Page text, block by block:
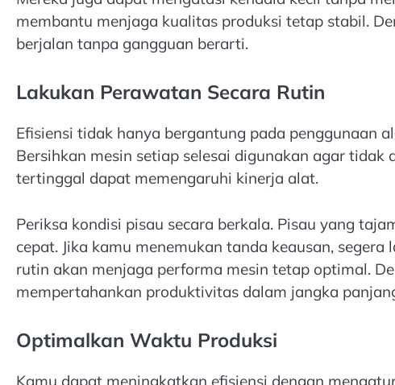
membantu menjaga kualitas produksi tetap stabil.
berjalan tanpa gangguan berarti.
Lakukan Perawatan Secara Rutin
Efisiensi tidak hanya bergantung pada penggunaan
Bersihkan mesin setiap selesai digunakan agar tidak
tertinggal dapat memengaruhi kinerja alat.
Periksa kondisi pisau secara berkala. Pisau yang
cepat. Jika kamu menemukan tanda keausan,
rutin akan menjaga performa mesin tetap optimal.
mempertahankan produktivitas dalam jangka
Optimalkan Waktu Produksi